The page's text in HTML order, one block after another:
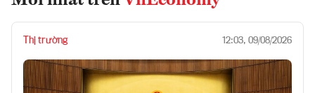
Thị trường 12:03, 09/08/2026